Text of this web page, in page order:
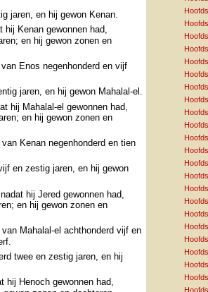
jaren, en hij gewon Kenan.
hij Kenan gewonnen had,
en hij gewon zonen en
Enos negenhonderd en vijf
jaren, en hij gewon Mahalal-el.
hij Mahalal-el gewonnen had,
en hij gewon zonen en
Kenan negenhonderd en tien
en zestig jaren, en hij gewon
hij Jered gewonnen had,
en hij gewon zonen en
Mahalal-el achthonderd vijf en
twee en zestig jaren, en hij
hij Henoch gewonnen had,